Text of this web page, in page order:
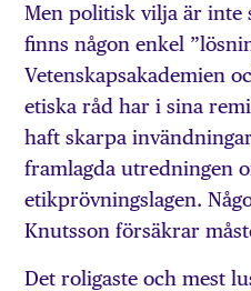
Men politisk vilja är inte
finns någon enkel
Vetenskapsakademien
etiska råd har i sina
haft skarpa
framlagda utredningen
etikprövnings­lagen.
Knutsson försäkrar
Det roligaste och mest